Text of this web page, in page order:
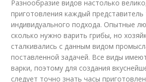
Разнообразие видов настолько
приготовления каждый представитель
индивидуального подхода. Опытные
сколько нужно варить грибы, но
сталкивались с данным видом
поставленной задачей. Все виды
варки, поэтому для создания
следует точно знать часы